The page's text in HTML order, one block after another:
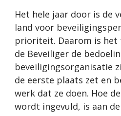
Het hele jaar door is de
land voor
prioriteit. Daarom is het
de Beveiliger de
beveiligingsorganisatie
de eerste plaats zet en
werk dat ze doen. Hoe
wordt ingevuld, is aan